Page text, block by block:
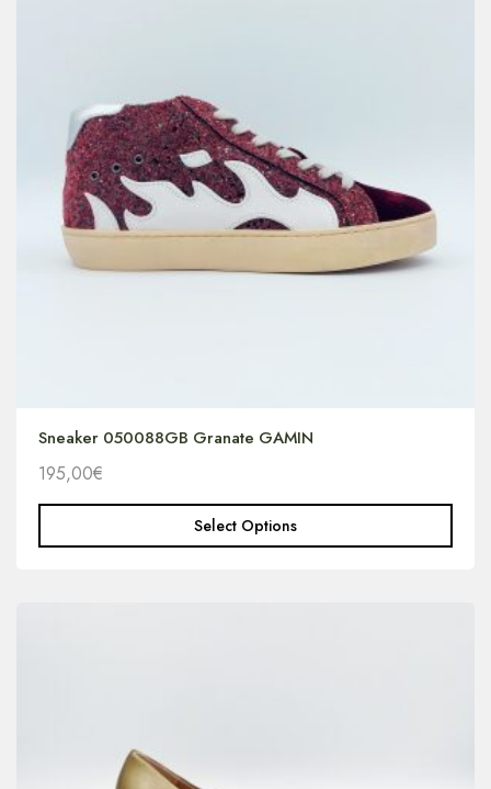
Sneaker 050088GB Granate GAMIN
195,00€
Select Options